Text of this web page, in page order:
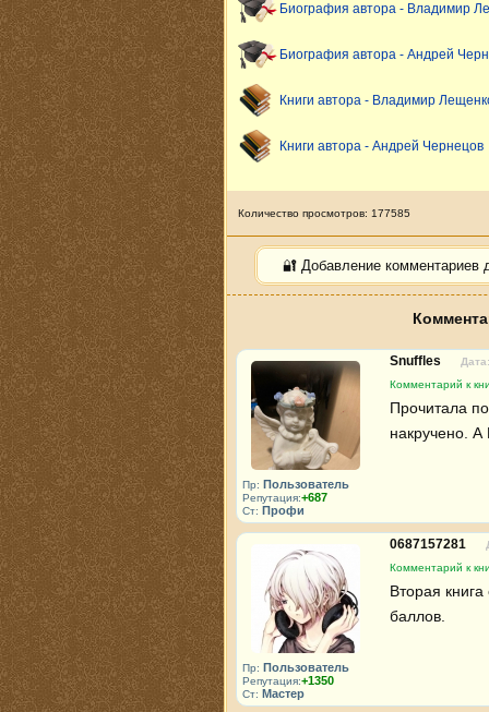
Биография автора - Владимир
Биография автора - Андрей
Книги автора - Владимир
Книги автора - Андрей Чернецов
Количество просмотров: 177585
🔐 Добавление комментариев
Пр: Пользователь
Репутация:+687
Ст: Профи
Snuffles
Комментарий к
Прочитала
накручено. А
Пр: Пользователь
Репутация:+1350
Ст: Мастер
0687157281
Комментарий к
Вторая
баллов.